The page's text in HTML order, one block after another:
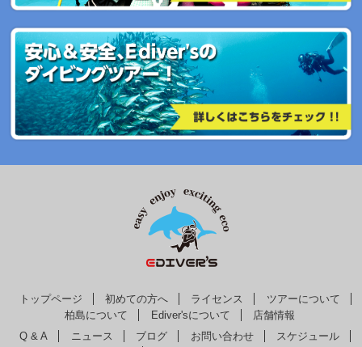
トップページ 初めての方へ ライセンス
ツアーについて
柏島について
Ediver'sについて
店舗情報
Q & A
ニュース ブログ お問い合わせ
スケジュール